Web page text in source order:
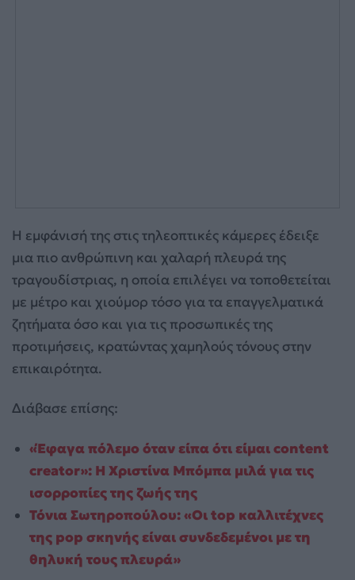
Η εμφάνισή της στις τηλεοπτικές κάμερες έδειξε
μια πιο ανθρώπινη και χαλαρή πλευρά της
τραγουδίστριας, η οποία επιλέγει να τοποθετείται
με μέτρο και χιούμορ τόσο για τα επαγγελματικά
ζητήματα όσο και για τις προσωπικές της
προτιμήσεις, κρατώντας χαμηλούς τόνους στην
επικαιρότητα.
Διάβασε επίσης:
«Έφαγα πόλεμο όταν είπα ότι είμαι content
creator»: Η Χριστίνα Μπόμπα μιλά για τις
ισορροπίες της ζωής της
Τόνια Σωτηροπούλου: «Οι top καλλιτέχνες
της pop σκηνής είναι συνδεδεμένοι με τη
θηλυκή τους πλευρά»